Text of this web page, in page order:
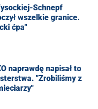
Schnepf
wszelkie granice.
ćpa"
naprawdę napisał to
"Zrobiliśmy z